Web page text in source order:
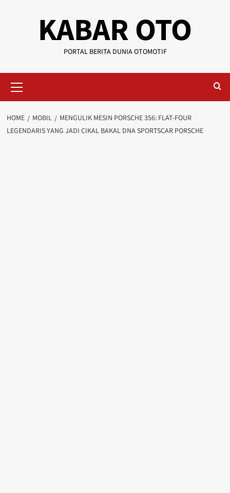
KABAR OTO
PORTAL BERITA DUNIA OTOMOTIF
HOME MOBIL
MENGULIK MESIN PORSCHE 356: FLAT-FOUR
LEGENDARIS YANG JADI CIKAL BAKAL DNA SPORTSCAR PORSCHE